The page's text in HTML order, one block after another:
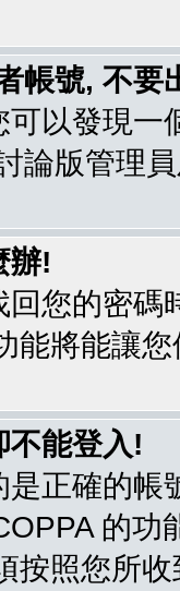
帳號, 不
可以發現一
論版管理
辦!
您的密
能將能讓
不能登入!
正確的
的
按照您所